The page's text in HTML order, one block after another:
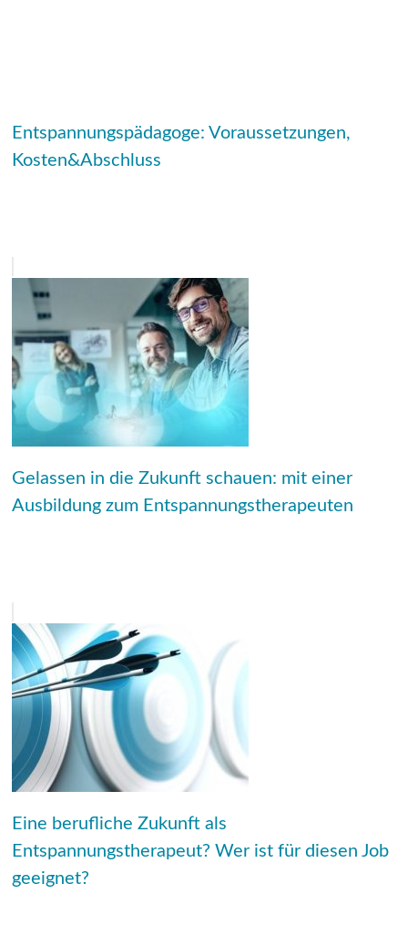
Entspannungspädagoge: Voraussetzungen,
Kosten&Abschluss
Gelassen in die Zukunft schauen: mit einer
Ausbildung zum Entspannungstherapeuten
Eine berufliche Zukunft als
Entspannungstherapeut? Wer ist für diesen Job
geeignet?